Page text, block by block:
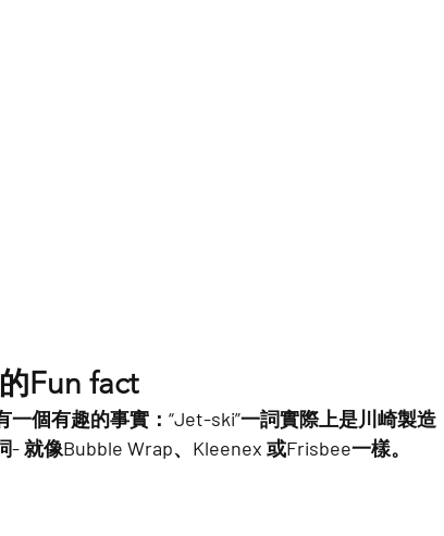
Fun fact
個有趣的事實：“Jet-ski”一詞實際上是川崎製造
就像Bubble Wrap、Kleenex 或Frisbee一樣。